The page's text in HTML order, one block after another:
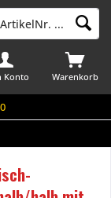
Warenkorb
Konto